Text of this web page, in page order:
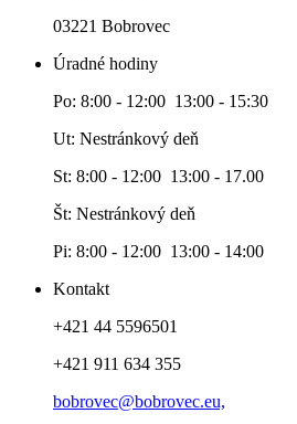
03221 Bobrovec
Úradné hodiny
Po: 8:00 - 12:00 13:00 - 15:30
Ut: Nestránkový deň
St: 8:00 - 12:00 13:00 - 17.00
Št: Nestránkový deň
Pi: 8:00 - 12:00 13:00 - 14:00
Kontakt
+421 44 5596501
+421 911 634 355
bobrovec@bobrovec.eu,